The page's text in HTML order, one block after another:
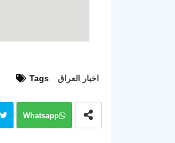
Tags اخبار العراق
Whatsapp